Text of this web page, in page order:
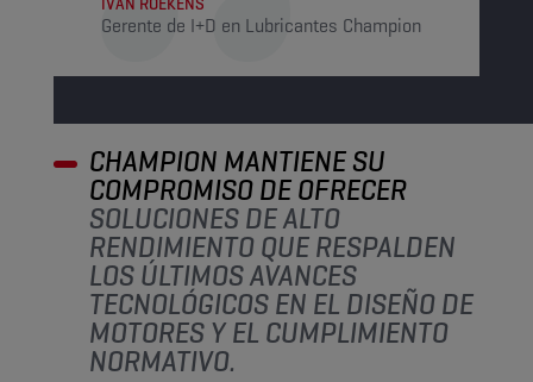
Gerente de I+D en Lubricantes Champion
CHAMPION MANTIENE SU
COMPROMISO DE OFRECER
SOLUCIONES DE ALTO
RENDIMIENTO QUE RESPALDEN
LOS ÚLTIMOS AVANCES
TECNOLÓGICOS EN EL DISEÑO DE
MOTORES Y EL CUMPLIMIENTO
NORMATIVO.